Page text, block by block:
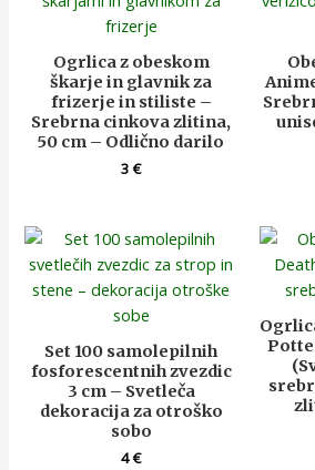
Ogrlica z obeskom
škarje in glavnik za
frizerje in stiliste –
Srebrna cinkova zlitina,
50 cm – Odlično darilo
3€
Set 100 samolepilnih
fosforescentnih zvezdic
3 cm – Svetleča
dekoracija za otroško
sobo
4€